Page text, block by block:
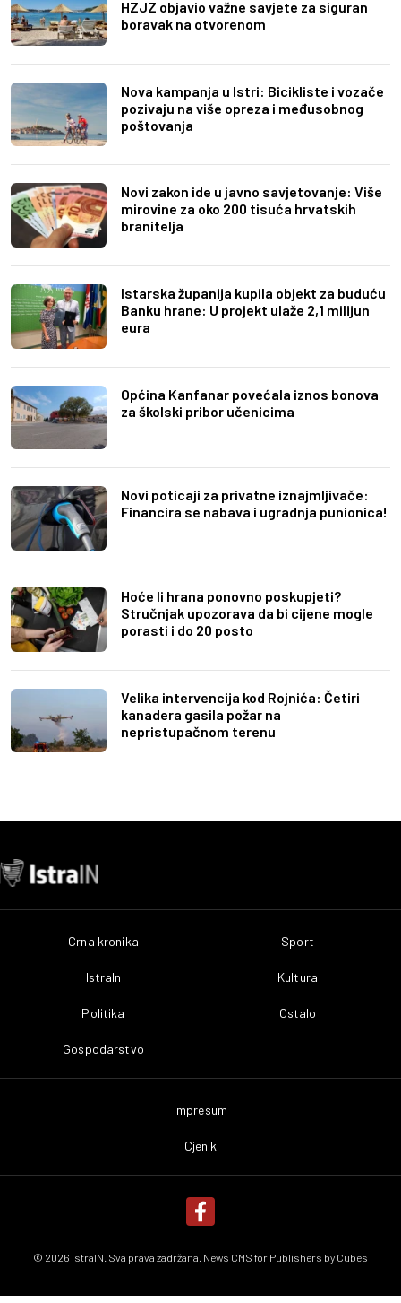
HZJZ objavio važne savjete za siguran
boravak na otvorenom
Nova kampanja u Istri: Bicikliste i vozače
pozivaju na više opreza i međusobnog
poštovanja
Novi zakon ide u javno savjetovanje: Više
mirovine za oko 200 tisuća hrvatskih
branitelja
Istarska županija kupila objekt za buduću
Banku hrane: U projekt ulaže 2,1 milijun
eura
Općina Kanfanar povećala iznos bonova
za školski pribor učenicima
Novi poticaji za privatne iznajmljivače:
Financira se nabava i ugradnja punionica!
Hoće li hrana ponovno poskupjeti?
Stručnjak upozorava da bi cijene mogle
porasti i do 20 posto
Velika intervencija kod Rojnića: Četiri
kanadera gasila požar na
nepristupačnom terenu
Crna kronika
IstraIn
Politika
Gospodarstvo
Sport
Kultura
Ostalo
Impresum
Cjenik
© 2026 IstraIN. Sva prava zadržana. News CMS for Publishers by Cubes